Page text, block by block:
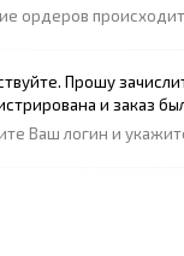
ордеров
Прошу
и заказ
Ваш логин и